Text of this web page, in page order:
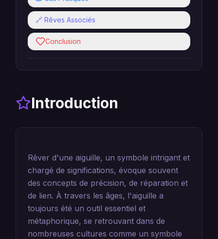
🔗 Rêves Associés
Conclusion
Introduction
Rêver d'une aiguille, un symbole intrigant et
chargé de significations, évoque souvent
des concepts de précision, de réparation et
de lien. À travers les âges, l'aiguille a
toujours été un outil essentiel et
métaphorique, se retrouvant dans de
nombreuses cultures comme un symbole